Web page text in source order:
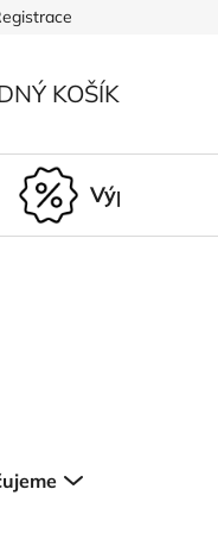
zásilky
KOŠÍK
Výprodej